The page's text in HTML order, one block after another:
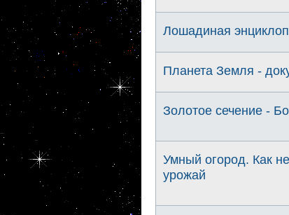
Лошадиная
Планета Земля -
Золотое сечение -
Умный огород. Как
урожай